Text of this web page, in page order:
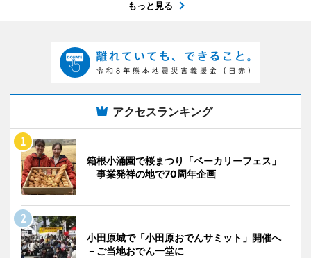
もっと見る
アクセスランキング
箱根小涌園で桜まつり「ベーカリーフェス」
事業発祥の地で70周年企画
小田原城で「小田原おでんサミット」開催へ
－ご当地おでん一堂に